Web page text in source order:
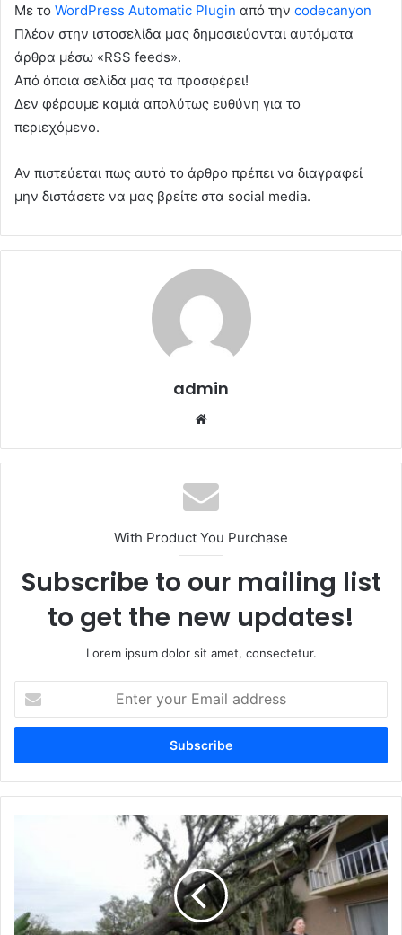
Με το WordPress Automatic Plugin από την codecanyon
Πλέον στην ιστοσελίδα μας δημοσιεύονται αυτόματα
άρθρα μέσω «RSS feeds».
Από όποια σελίδα μας τα προσφέρει!
Δεν φέρουμε καμιά απολύτως ευθύνη για το
περιεχόμενο.
Αν πιστεύεται πως αυτό το άρθρο πρέπει να διαγραφεί
μην διστάσετε να μας βρείτε στα social media.
admin
With Product You Purchase
Subscribe to our mailing list
to get the new updates!
Lorem ipsum dolor sit amet, consectetur.
your
Email